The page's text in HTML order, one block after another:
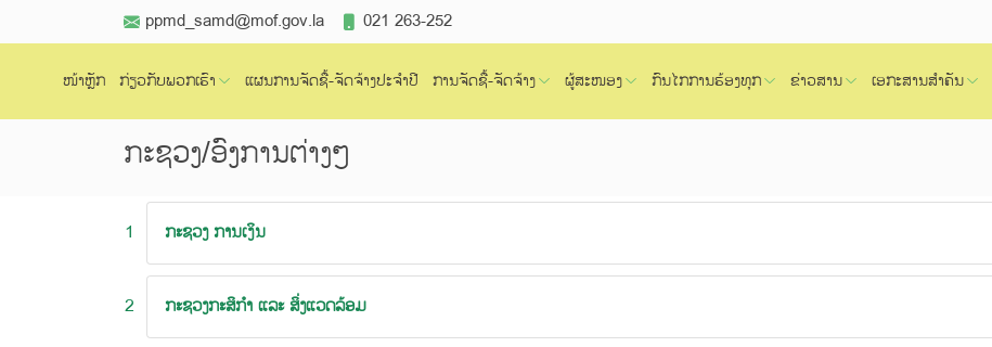
ppmd_samd@mof.gov.la 021 263-252
ໜ້າຫຼັກ ກ່ຽວກັບພວກເຮົາ ແຜນການຈັດຊື້-ຈັດຈ້າງປະຈຳປີ ການຈັດຊື້-ຈັດຈ້າງ ຜູ້ສະໜອງ ກົນໄກການຮ້ອງທຸກ ຂ່າວສານ ເອກະສານສຳຄັນ
ກະຊວງ/ອົງການຕ່າງໆ
1 ກະຊວງ ການເງິນ
2 ກະຊວງກະສິກຳ ແລະ ສິ່ງແວດລ້ອມ